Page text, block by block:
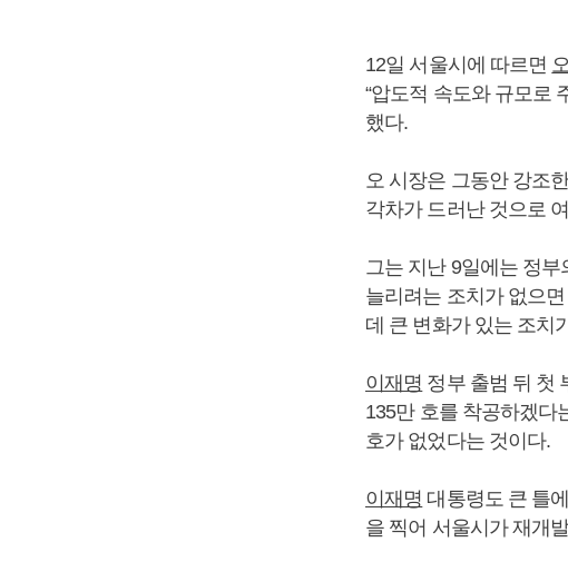
12일 서울시에 따르면
“압도적 속도와 규모로
했다.
오 시장은 그동안 강조
각차가 드러난 것으로
그는 지난 9일에는 정부
늘리려는 조치가 없으
데 큰 변화가 있는 조치
이재명 정부 출범 뒤 첫
135만 호를 착공하겠다
호가 없었다는 것이다.
이재명 대통령도 큰 틀
을 찍어 서울시가 재개